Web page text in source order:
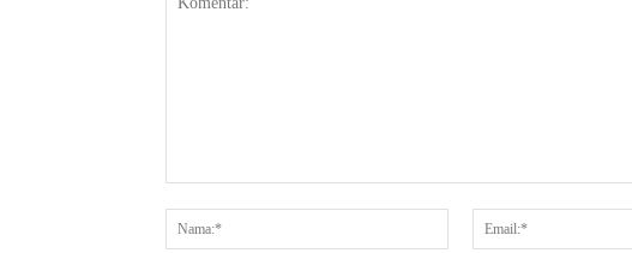
Nama:*